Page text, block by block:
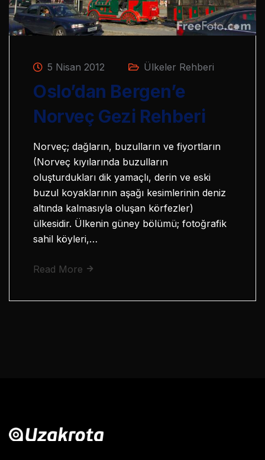
5 Nisan 2012 Ülkeler Rehberi
Oslo’dan Bergen’e
Norveç Gezi Rehberi
Norveç; dağların, buzulların ve fiyortların
(Norveç kıyılarında buzulların
oluşturdukları dik yamaçlı, derin ve eski
buzul koyaklarının aşağı kesimlerinin deniz
altında kalmasıyla oluşan körfezler)
ülkesidir. Ülkenin güney bölümü; fotoğrafik
sahil köyleri,…
Read More